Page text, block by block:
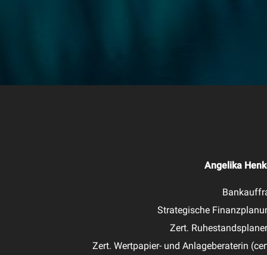
Angelika
Strategische
Zert.
Zert. Wertpapier- und Anlageberaterin